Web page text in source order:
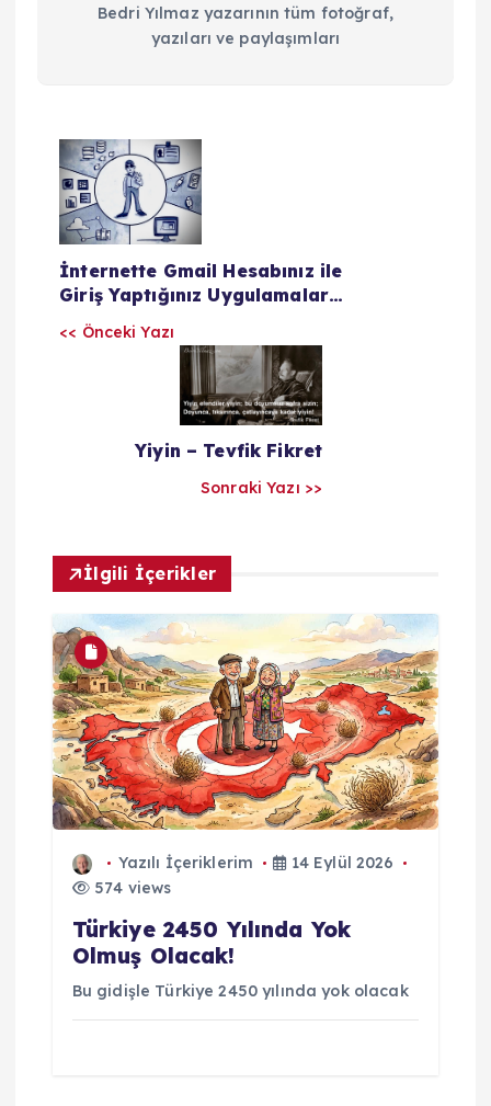
Bedri Yılmaz yazarının tüm fotoğraf,
yazıları ve paylaşımları
Y
a
z
m
İnternette Gmail Hesabınız ile
Giriş Yaptığınız Uygulamalar
Listesi
<< Önceki Yazı
Yiyin – Tevfik Fikret
Sonraki Yazı >>
İlgili İçerikler
Yazılı İçeriklerim
14 Eylül 2026
574 views
Türkiye 2450 Yılında Yok
Olmuş Olacak!
Bu gidişle Türkiye 2450 yılında yok olacak